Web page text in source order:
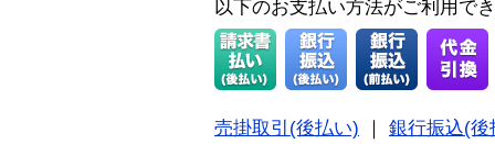
以下のお支払い方法がご利用で
売掛取引(後払い)
銀行振込(後